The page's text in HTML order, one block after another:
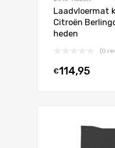
Laadvloermat
Citroën
heden
(0
€114,95